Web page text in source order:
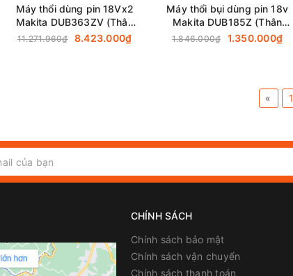
Máy thổi dùng pin 18Vx2
Makita DUB363ZV (Thân
máy)
11.271.960₫ 8.423.000₫
Máy thổi bụi dùng pin 18v
Makita DUB185Z (Thân
máy)
1.846.000₫ 1.350.000₫
« 1
CHÍNH SÁCH
Chính sách bảo mật
Chính sách vận chuyển
Chính sách thanh toán